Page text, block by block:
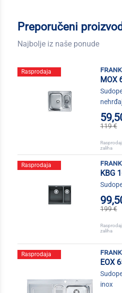
Preporučeni
Najbolje iz naše ponude
Rasprodaja
MOX
119 €
zaliha
Rasprodaja
KBG
199 €
zaliha
Rasprodaja
EOX
inox